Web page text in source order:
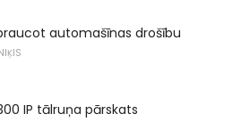
automašīnas drošību
IP tālruņa pārskats